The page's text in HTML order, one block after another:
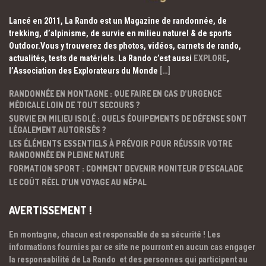
Lancé en 2011, La Rando est un Magazine de randonnée, de
trekking, d’alpinisme, de survie en milieu naturel & de sports
Outdoor.Vous y trouverez des photos, vidéos, carnets de rando,
actualités, tests de matériels. La Rando c’est aussi EXPLORE,
l’Association des Explorateurs du Monde […]
RANDONNÉE EN MONTAGNE : QUE FAIRE EN CAS D’URGENCE
MÉDICALE LOIN DE TOUT SECOURS ?
SURVIE EN MILIEU ISOLÉ : QUELS ÉQUIPEMENTS DE DÉFENSE SONT
LÉGALEMENT AUTORISÉS ?
LES ÉLÉMENTS ESSENTIELS À PRÉVOIR POUR RÉUSSIR VOTRE
RANDONNÉE EN PLEINE NATURE
FORMATION SPORT : COMMENT DEVENIR MONITEUR D’ESCALADE
LE COÛT RÉEL D’UN VOYAGE AU NÉPAL
AVERTISSEMENT !
En montagne, chacun est responsable de sa sécurité ! Les
informations fournies par ce site ne pourront en aucun cas engager
la responsabilité de La Rando et des personnes qui participent au